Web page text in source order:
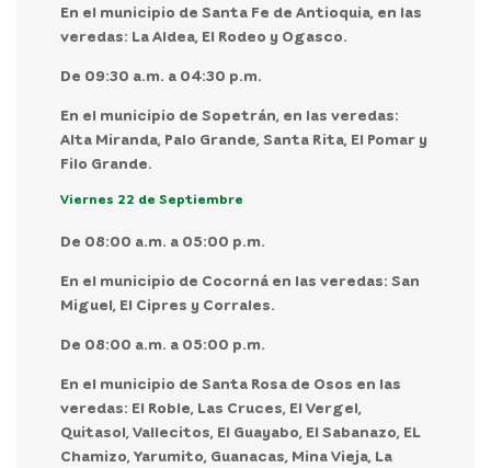
En el municipio de Santa Fe de Antioquia, en las
veredas: La Aldea, El Rodeo y Ogasco.
De 09:30 a.m. a 04:30 p.m.
En el municipio de Sopetrán, en las veredas:
Alta Miranda, Palo Grande, Santa Rita, El Pomar y
Filo Grande.
Viernes 22 de Septiembre
De 08:00 a.m. a 05:00 p.m.
En el municipio de Cocorná en las veredas: San
Miguel, El Cipres y Corrales.
De 08:00 a.m. a 05:00 p.m.
En el municipio de Santa Rosa de Osos en las
veredas: El Roble, Las Cruces, El Vergel,
Quitasol, Vallecitos, El Guayabo, El Sabanazo, EL
Chamizo, Yarumito, Guanacas, Mina Vieja, La